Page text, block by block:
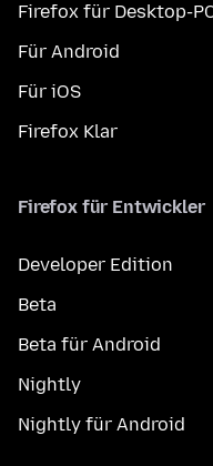
Firefox für Desktop-
Für Android
Für iOS
Firefox Klar
Firefox für Entwickler
Developer Edition
Beta
Beta für Android
Nightly
Nightly für Android